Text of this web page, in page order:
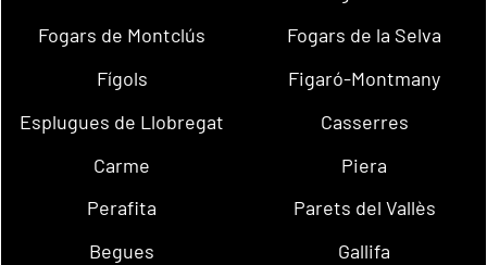
Fogars de Montclús
Fogars de la Selva
Fígols
Figaró-Montmany
Esplugues de Llobregat
Casserres
Carme
Piera
Perafita
Parets del Vallès
Begues
Gallifa